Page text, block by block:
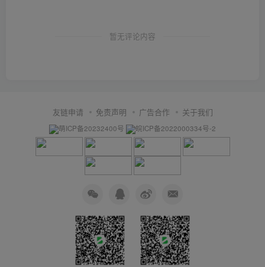
暂无评论内容
友链申请 免责声明 广告合作 关于我们
萌ICP备20232400号 皖ICP备2022000334号-2